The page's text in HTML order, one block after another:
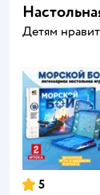
Детям
5